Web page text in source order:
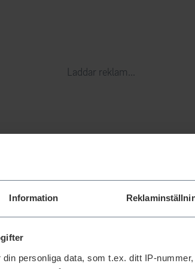
Information
din personliga data, som t.ex. ditt IP-
Laddar reklam...